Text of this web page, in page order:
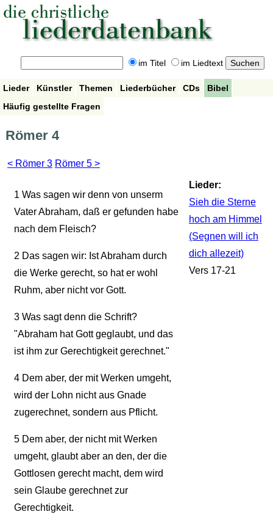
im Titel im Liedtext
Lieder Künstler Themen Liederbücher CDs
Bibel
Häufig gestellte Fragen
Römer 4
< Römer 3 Römer 5 >
1 Was sagen wir denn von unserm
Vater Abraham, daß er gefunden habe
nach dem Fleisch?
2 Das sagen wir: Ist Abraham durch
die Werke gerecht, so hat er wohl
Ruhm, aber nicht vor Gott.
3Was sagt denn die Schrift?
"Abraham hat Gott geglaubt, und das
ist ihm zur Gerechtigkeit gerechnet."
4Dem aber, der mit Werken umgeht,
wird der Lohn nicht aus Gnade
zugerechnet, sondern aus Pflicht.
5Dem aber, der nicht mit Werken
umgeht, glaubt aber an den, der die
Gottlosen gerecht macht, dem wird
sein Glaube gerechnet zur
Gerechtigkeit.
Lieder:
Sieh die Sterne
hoch am Himmel
(Segnen will ich
dich allezeit)
Vers 17-21